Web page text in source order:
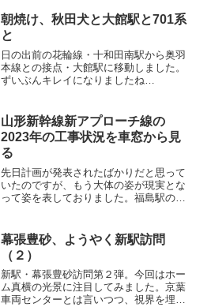
した。確かここは各駅停車では通ったこ
とがなかったか、と。直近で通ったのは
特急北越に乗車した時でしたから（古
っ）ここから東進します。
朝焼け、秋田犬と大館駅と701系
と
日の出前の花輪線・十和田南駅から奥羽
本線との接点・大館駅に移動しました。
ずいぶんキレイになりましたね
思ったら１枚目の写真の左端の方におり
ました。
山形新幹線新アプローチ線の
2023年の工事状況を車窓から見
る
先日計画が発表されたばかりだと思って
いたのですが、もう大体の姿が現実とな
って姿を表しておりました。福島駅の山
空写真ではまるで模型のレイアウトを見
ているような感じでした。さて、実際に
走り始めるとどう見えるか？今から楽し
みです。
幕張豊砂、ようやく新駅訪問
（２）
新駅・幕張豊砂訪問第２弾。今回はホー
ム真横の光景に注目してみました。京葉
車両センターとは言いつつ、視界を埋め